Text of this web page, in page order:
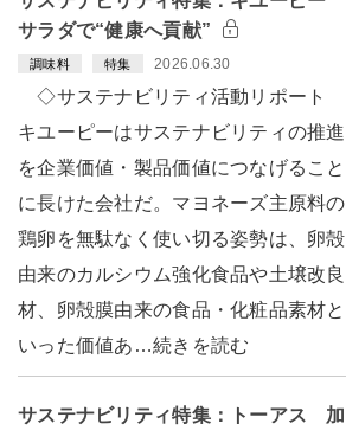
サラダで“健康へ貢献”
調味料 特集 2026.06.30
◇サステナビリティ活動リポート
キユーピーはサステナビリティの推進
を企業価値・製品価値につなげること
に長けた会社だ。マヨネーズ主原料の
鶏卵を無駄なく使い切る姿勢は、卵殻
由来のカルシウム強化食品や土壌改良
材、卵殻膜由来の食品・化粧品素材と
いった価値あ…続きを読む
サステナビリティ特集：トーアス 加